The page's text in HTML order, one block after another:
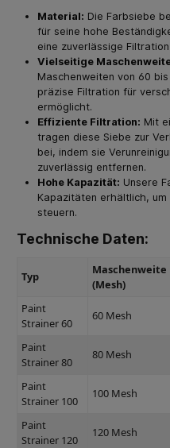
Material: Die Farbsiebe
für seine hohe
eine zuverlässige
Vielseitige
Maschenweiten von 60
präzise Filtration für
ermöglicht.
Effiziente Filtration: Mit
tragen diese Siebe zur
bei, indem sie
zuverlässig entfernen.
Hohe Kapazität: Unsere
Kapazitäten erhältlich,
steuern.
Technische Daten:
Typ
Maschenweite
(Mesh)
Paint
Strainer 60
60 Mesh
Paint
Strainer 80
80 Mesh
Paint
Strainer 100
100 Mesh
Paint
Strainer 120
120 Mesh